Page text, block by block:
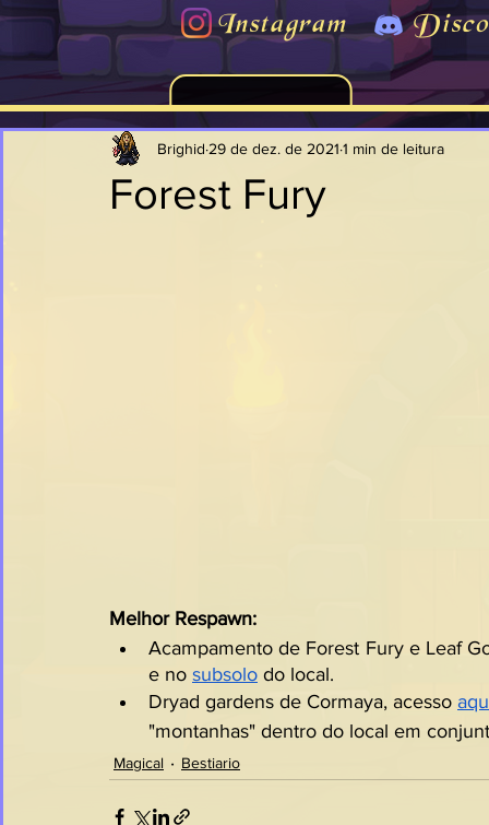
Instagram
Forest Fury
Brighid 29 de dez. de 2021 1 min de leitura
Melhor Respawn:
Acampamento de Forest Fury e Leaf
e no subsolo do local.
Dryad gardens de Cormaya, acesso
"montanhas" dentro do local em
Magical Bestiario